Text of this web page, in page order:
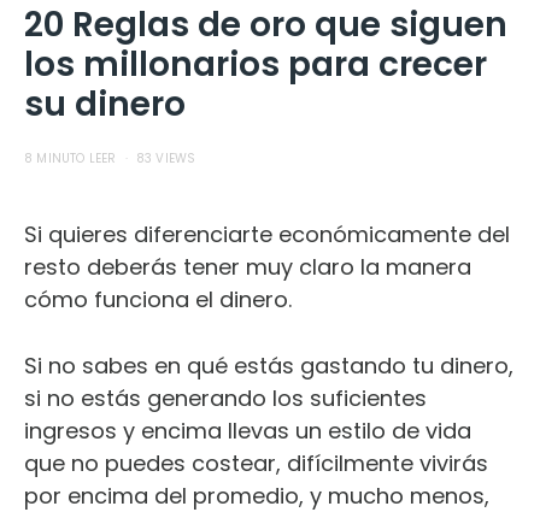
20 Reglas de oro que siguen
los millonarios para crecer
su dinero
8 MINUTO LEER 83 VIEWS
Si quieres diferenciarte económicamente del
resto deberás tener muy claro la manera
cómo funciona el dinero.
Si no sabes en qué estás gastando tu dinero,
si no estás generando los suficientes
ingresos y encima llevas un estilo de vida
que no puedes costear, difícilmente vivirás
por encima del promedio, y mucho menos,